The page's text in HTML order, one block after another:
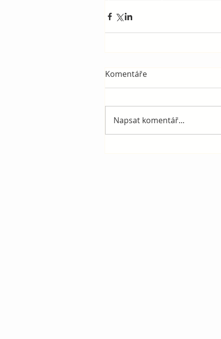
Komentáře
Napsat komentář...